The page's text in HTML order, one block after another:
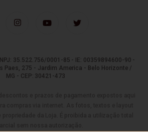
35.522.756/0001-85 - IE: 00359894600-90 -
Paes, 275 - Jardim America - Belo Horizonte /
MG - CEP: 30421-473